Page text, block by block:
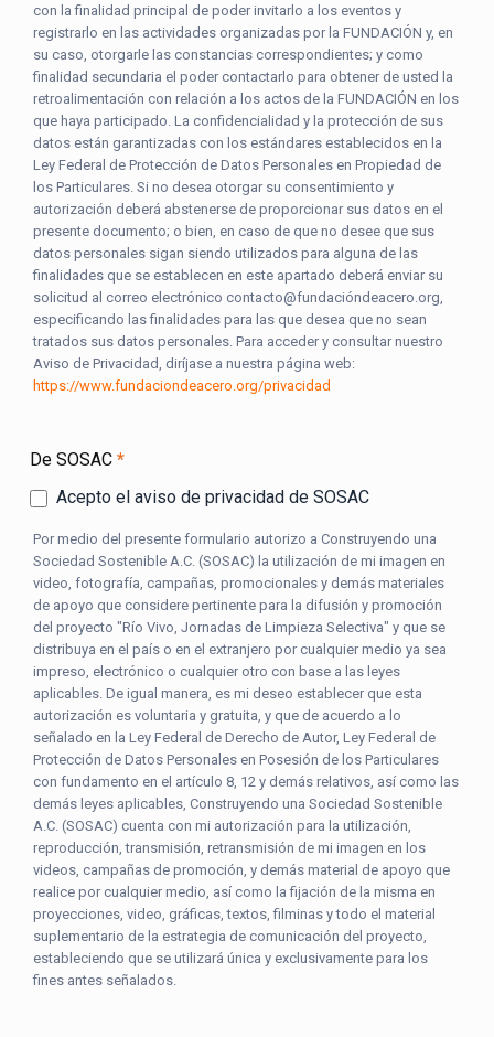
con la finalidad principal de poder invitarlo a los eventos y
registrarlo en las actividades organizadas por la FUNDACIÓN y, en
su caso, otorgarle las constancias correspondientes; y como
finalidad secundaria el poder contactarlo para obtener de usted la
retroalimentación con relación a los actos de la FUNDACIÓN en los
que haya participado. La confidencialidad y la protección de sus
datos están garantizadas con los estándares establecidos en la
Ley Federal de Protección de Datos Personales en Propiedad de
los Particulares. Si no desea otorgar su consentimiento y
autorización deberá abstenerse de proporcionar sus datos en el
presente documento; o bien, en caso de que no desee que sus
datos personales sigan siendo utilizados para alguna de las
finalidades que se establecen en este apartado deberá enviar su
solicitud al correo electrónico contacto@fundacióndeacero.org,
especificando las finalidades para las que desea que no sean
tratados sus datos personales. Para acceder y consultar nuestro
Aviso de Privacidad, diríjase a nuestra página web:
https://www.fundaciondeacero.org/privacidad
De SOSAC *
Acepto el aviso de privacidad de SOSAC
Por medio del presente formulario autorizo a Construyendo una
Sociedad Sostenible A.C. (SOSAC) la utilización de mi imagen en
video, fotografía, campañas, promocionales y demás materiales
de apoyo que considere pertinente para la difusión y promoción
del proyecto "Río Vivo, Jornadas de Limpieza Selectiva" y que se
distribuya en el país o en el extranjero por cualquier medio ya sea
impreso, electrónico o cualquier otro con base a las leyes
aplicables. De igual manera, es mi deseo establecer que esta
autorización es voluntaria y gratuita, y que de acuerdo a lo
señalado en la Ley Federal de Derecho de Autor, Ley Federal de
Protección de Datos Personales en Posesión de los Particulares
con fundamento en el artículo 8, 12 y demás relativos, así como las
demás leyes aplicables, Construyendo una Sociedad Sostenible
A.C. (SOSAC) cuenta con mi autorización para la utilización,
reproducción, transmisión, retransmisión de mi imagen en los
videos, campañas de promoción, y demás material de apoyo que
realice por cualquier medio, así como la fijación de la misma en
proyecciones, video, gráficas, textos, filminas y todo el material
suplementario de la estrategia de comunicación del proyecto,
estableciendo que se utilizará única y exclusivamente para los
fines antes señalados.